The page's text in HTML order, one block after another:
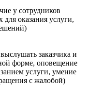
у сотрудников
оказания услуги,
заказчика и
форме, оповещение
услуги, умение
с жалобой)